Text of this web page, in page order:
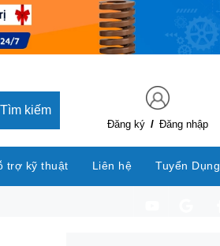
Đăng ký / Đăng nhập
Tìm kiếm
trợ kỹ thuật Liên hệ Tuyển Dụng